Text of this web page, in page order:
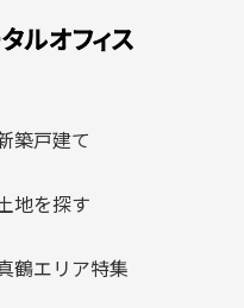
築戸建て
地を探す
鶴エリア特集